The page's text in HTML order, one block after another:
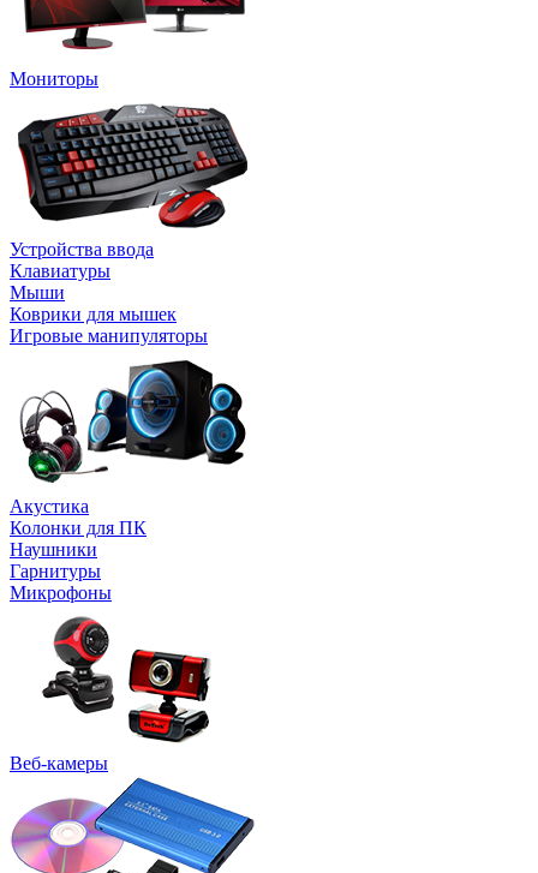
Мониторы
Устройства ввода
Клавиатуры
Мыши
Коврики для мышек
Игровые манипуляторы
Акустика
Колонки для ПК
Наушники
Гарнитуры
Микрофоны
Веб-камеры